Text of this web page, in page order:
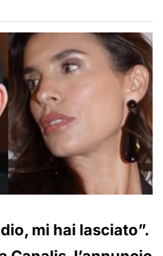
mi hai lasciato”.